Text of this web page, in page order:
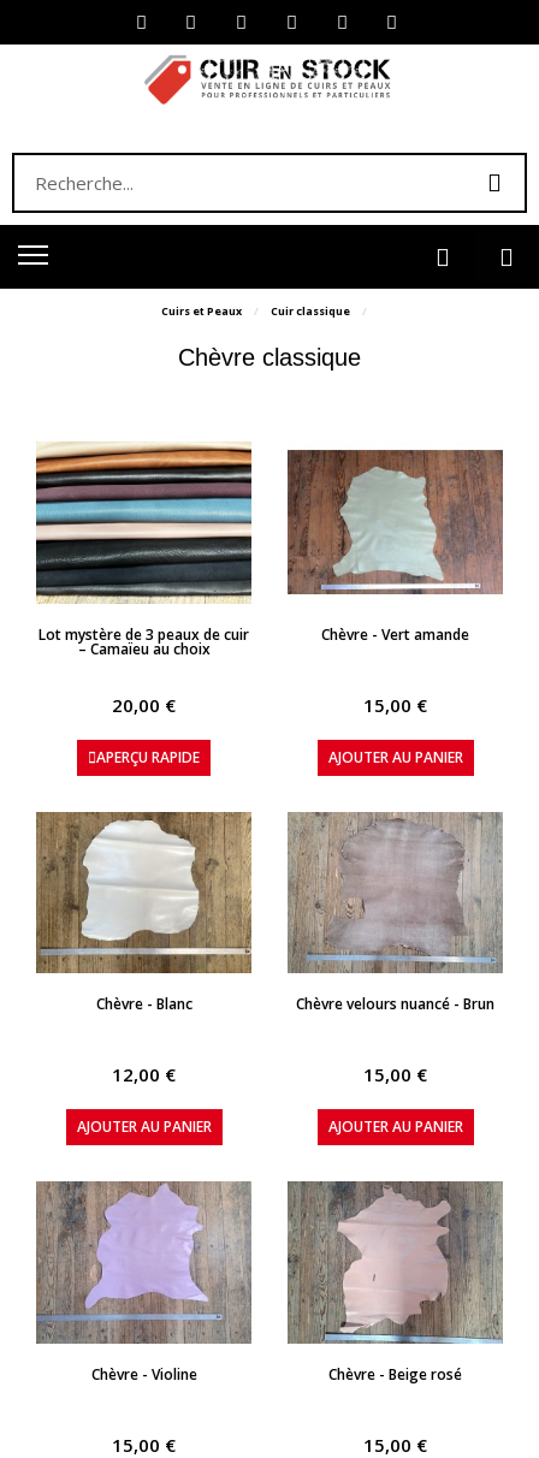
Cuirs et Peaux Cuir classique
Chèvre classique
APERÇU RAPIDE
Lot mystère de 3 peaux de cuir
– Camaïeu au choix
20,00 €
APERÇU RAPIDE
APERÇU RAPIDE
Chèvre - Vert amande
15,00 €
AJOUTER AU PANIER
APERÇU RAPIDE
Chèvre - Blanc
12,00 €
AJOUTER AU PANIER
APERÇU RAPIDE
Chèvre velours nuancé - Brun
15,00 €
AJOUTER AU PANIER
APERÇU RAPIDE
Chèvre - Violine
15,00 €
APERÇU RAPIDE
Chèvre - Beige rosé
15,00 €